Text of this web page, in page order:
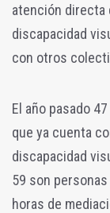
atención directa
discapacidad
con otros
El año pasado
que ya cuenta
discapacidad
59 son
horas de